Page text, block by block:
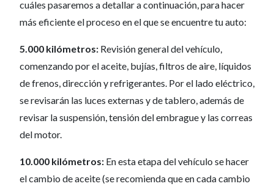
cuáles pasaremos a detallar a continuación, para hacer
más eficiente el proceso en el que se encuentre tu auto:
5.000 kilómetros: Revisión general del vehículo,
comenzando por el aceite, bujías, filtros de aire, líquidos
de frenos, dirección y refrigerantes. Por el lado eléctrico,
se revisarán las luces externas y de tablero, además de
revisar la suspensión, tensión del embrague y las correas
del motor.
10.000 kilómetros: En esta etapa del vehículo se hacer
el cambio de aceite (se recomienda que en cada cambio